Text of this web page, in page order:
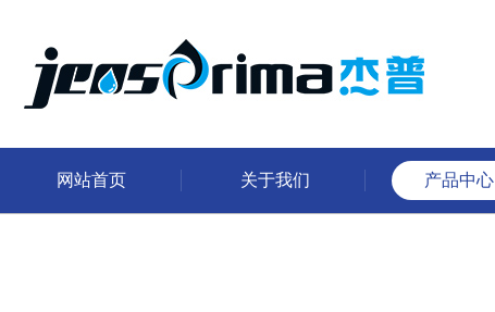
网站首页 关于我们 产品中心